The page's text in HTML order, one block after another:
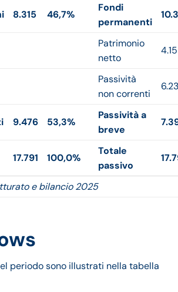
8.315 46,7%
Fondi
permanenti
Patrimonio
netto
Passività
non correnti
9.476 53,3%
Passività a
breve
17.791 100,0%
Totale
passivo
e bilancio 2025
periodo sono illustrati nella tabella